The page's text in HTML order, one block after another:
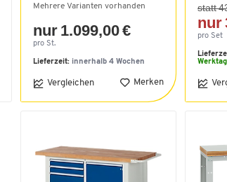
Mehrere Varianten vorhanden
nur 1.099,00 €
pro St.
Lieferzeit: innerhalb 4 Wochen
Vergleichen Merken
statt
nur
pro Set